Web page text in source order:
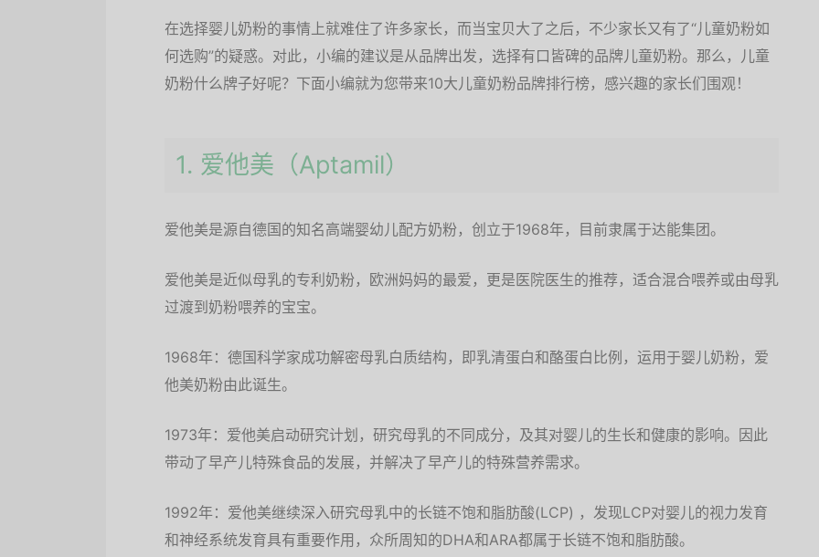
在选择婴儿奶粉的事情上就难住了许多家长，而当宝贝大了之后，不少家长又有了“儿童奶粉如
何选购”的疑惑。对此，小编的建议是从品牌出发，选择有口皆碑的品牌儿童奶粉。那么，儿童
奶粉什么牌子好呢？下面小编就为您带来10大儿童奶粉品牌排行榜，感兴趣的家长们围观！
1. 爱他美（Aptamil）
爱他美是源自德国的知名高端婴幼儿配方奶粉，创立于1968年，目前隶属于达能集团。
爱他美是近似母乳的专利奶粉，欧洲妈妈的最爱，更是医院医生的推荐，适合混合喂养或由母乳
过渡到奶粉喂养的宝宝。
1968年：德国科学家成功解密母乳白质结构，即乳清蛋白和酪蛋白比例，运用于婴儿奶粉，爱
他美奶粉由此诞生。
1973年：爱他美启动研究计划，研究母乳的不同成分，及其对婴儿的生长和健康的影响。因此
带动了早产儿特殊食品的发展，并解决了早产儿的特殊营养需求。
1992年：爱他美继续深入研究母乳中的长链不饱和脂肪酸(LCP) ，发现LCP对婴儿的视力发育
和神经系统发育具有重要作用，众所周知的DHA和ARA都属于长链不饱和脂肪酸。